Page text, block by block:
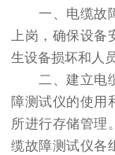
一、电缆故障
上岗，确保设
生设备损坏和人
二、建立电缆
障测试仪的使用
所进行存储管理
缆故障测试仪各